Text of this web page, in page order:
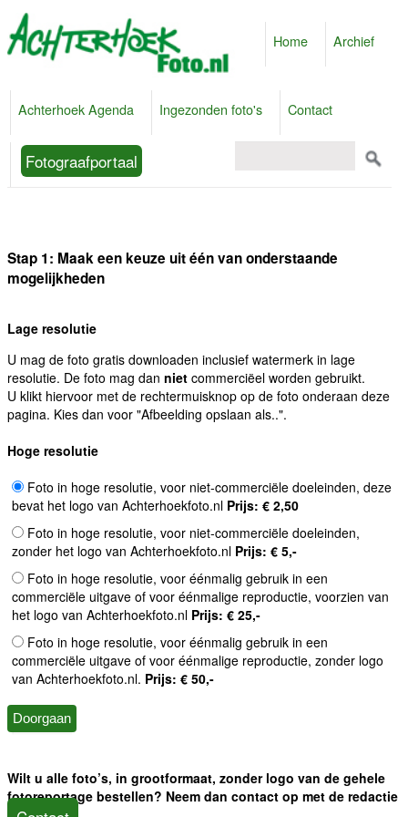
Home Archief
Achterhoek Agenda Ingezonden foto's Contact
Fotograafportaal
Stap 1: Maak een keuze uit één van onderstaande
mogelijkheden
Lage resolutie
U mag de foto gratis downloaden inclusief watermerk in lage
resolutie. De foto mag dan niet commerciëel worden gebruikt.
U klikt hiervoor met de rechtermuisknop op de foto onderaan deze
pagina. Kies dan voor "Afbeelding opslaan als..".
Hoge resolutie
Foto in hoge resolutie, voor niet-commerciële doeleinden, deze
bevat het logo van Achterhoekfoto.nl Prijs: € 2,50
Foto in hoge resolutie, voor niet-commerciële doeleinden,
zonder het logo van Achterhoekfoto.nl Prijs: € 5,-
Foto in hoge resolutie, voor éénmalig gebruik in een
commerciële uitgave of voor éénmalige reproductie, voorzien van
het logo van Achterhoekfoto.nl Prijs: € 25,-
Foto in hoge resolutie, voor éénmalig gebruik in een
commerciële uitgave of voor éénmalige reproductie, zonder logo
van Achterhoekfoto.nl. Prijs: € 50,-
Wilt u alle foto’s, in grootformaat, zonder logo van de gehele
fotoreportage bestellen? Neem dan contact op met de redactie